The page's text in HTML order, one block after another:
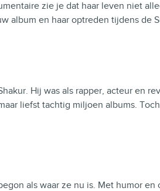
zie je dat haar leven niet
album en haar optreden tijdens de
Hij was als rapper, acteur en
liefst tachtig miljoen albums.
als waar ze nu is. Met humor